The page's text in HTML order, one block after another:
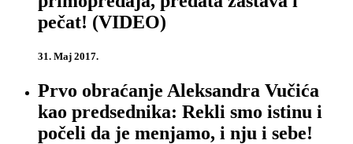
pečat! (VIDEO)
31. Maj 2017.
Prvo obraćanje Aleksandra Vučića
kao predsednika: Rekli smo istinu i
počeli da je menjamo, i nju i sebe!